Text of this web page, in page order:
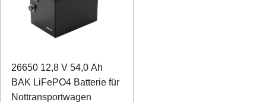
26650 12,8 V 54,0 Ah
BAK LiFePO4 Batterie für
Nottransportwagen